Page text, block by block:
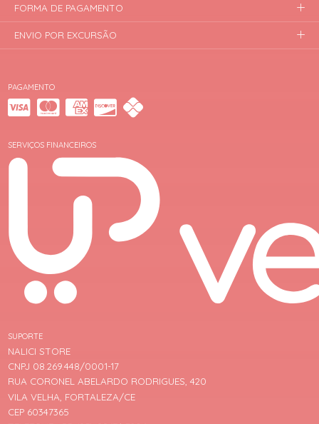
PAGAMENTO
SERVIÇOS FINANCEIROS
SUPORTE
NALICI STORE
CNPJ 08.269.448/0001-17
RUA CORONEL ABELARDO RODRIGUES, 420
VILA VELHA, FORTALEZA/CE
CEP 60347365
FORMA DE PAGAMENTO
ENVIO POR EXCURSÃO